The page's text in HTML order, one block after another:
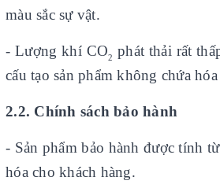
màu sắc sự vật.
- Lượng khí CO2 phát thải rất
cấu tạo sản phẩm không chứa
2.2. Chính sách bảo hành
- Sản phẩm bảo hành được tính
hóa cho khách hàng.